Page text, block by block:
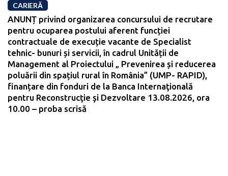
CARIERĂ
ANUNȚ privind organizarea concursului de recrutare
pentru ocuparea postului aferent funcției
contractuale de execuție vacante de Specialist
tehnic- bunuri și servicii, în cadrul Unității de
Management al Proiectului „ Prevenirea și reducerea
poluării din spațiul rural în România” (UMP- RAPID),
finanțare din fonduri de la Banca Internaţională
pentru Reconstrucţie şi Dezvoltare 13.08.2026, ora
10.00 – proba scrisă